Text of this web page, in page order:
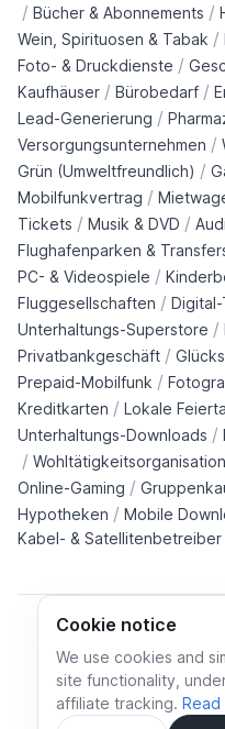
Cookie notice
We use cookies and
site functionality,
affiliate tracking.
/ Bücher & Abonnements /
Wein, Spirituosen & Tabak /
Foto- & Druckdienste /
Kaufhäuser / Bürobedarf /
Lead-Generierung /
Versorgungsunternehmen /
Grün (Umweltfreundlich) /
Mobilfunkvertrag /
Tickets / Musik & DVD /
Flughafenparken &
PC- & Videospiele /
Fluggesellschaften /
Unterhaltungs-Superstore /
Privatbankgeschäft /
Prepaid-Mobilfunk /
Kreditkarten / Lokale
Unterhaltungs-Downloads /
/
Online-Gaming /
Hypotheken / Mobile
Kabel- & Satellitenbetreiber
Cookie policy
Terms